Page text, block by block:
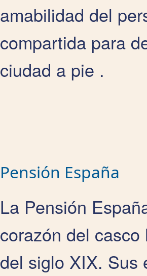
amabilidad del
compartida para
ciudad a pie .
Pensión España
La Pensión
corazón del
del siglo XIX. Sus